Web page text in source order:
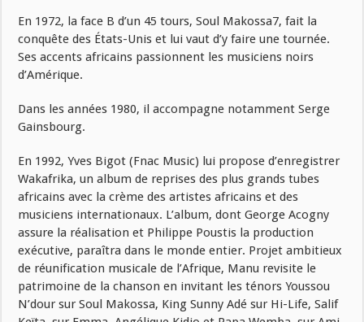
En 1972, la face B d’un 45 tours, Soul Makossa7, fait la
conquête des États-Unis et lui vaut d’y faire une tournée.
Ses accents africains passionnent les musiciens noirs
d’Amérique.
Dans les années 1980, il accompagne notamment Serge
Gainsbourg.
En 1992, Yves Bigot (Fnac Music) lui propose d’enregistrer
Wakafrika, un album de reprises des plus grands tubes
africains avec la crème des artistes africains et des
musiciens internationaux. L’album, dont George Acogny
assure la réalisation et Philippe Poustis la production
exécutive, paraîtra dans le monde entier. Projet ambitieux
de réunification musicale de l’Afrique, Manu revisite le
patrimoine de la chanson en invitant les ténors Youssou
N’dour sur Soul Makossa, King Sunny Adé sur Hi-Life, Salif